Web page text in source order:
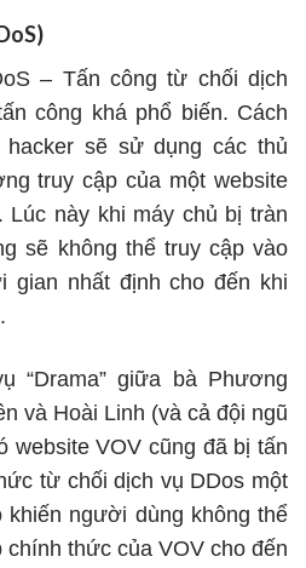
– Tấn công từ chối dịch
công khá phổ biến. Cách
sẽ sử dụng các thủ
truy cập của một website
Lúc này khi máy chủ bị tràn
sẽ không thể truy cập vào
gian nhất định cho đến khi
“Drama” giữa bà Phương
và Hoài Linh (và cả đội ngũ
website VOV cũng đã bị tấn
từ chối dịch vụ DDos một
khiến người dùng không thể
chính thức của VOV cho đến